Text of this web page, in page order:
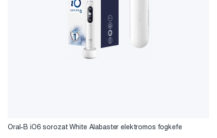
Oral-B iO6 sorozat White Alabaster elektromos fogkefe